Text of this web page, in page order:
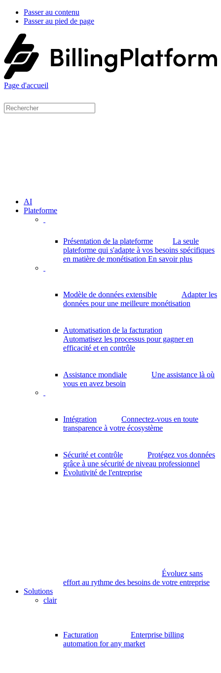
Passer au contenu
Passer au pied de page
Page d'accueil
AI
Plateforme
Présentation de la plateforme
La seule
plateforme qui s'adapte à vos besoins spécifiques
en matière de monétisation En savoir plus
Modèle de données extensible
Adapter les
données pour une meilleure monétisation
Automatisation de la facturation
Automatisez les processus pour gagner en
efficacité et en contrôle
Assistance mondiale
Une assistance là où
vous en avez besoin
Intégration
Connectez-vous en toute
transparence à votre écosystème
Sécurité et contrôle
Protégez vos données
grâce à une sécurité de niveau professionnel
Évolutivité de l'entreprise
Évoluez sans
effort au rythme des besoins de votre entreprise
Solutions
clair
Facturation
Enterprise billing
automation for any market